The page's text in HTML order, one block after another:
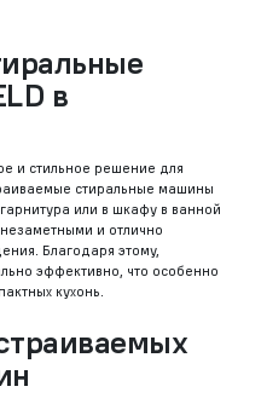
в
и стильное решение для
стиральные машины
или в шкафу в ванной
и отлично
Благодаря этому,
эффективно, что особенно
кухонь.